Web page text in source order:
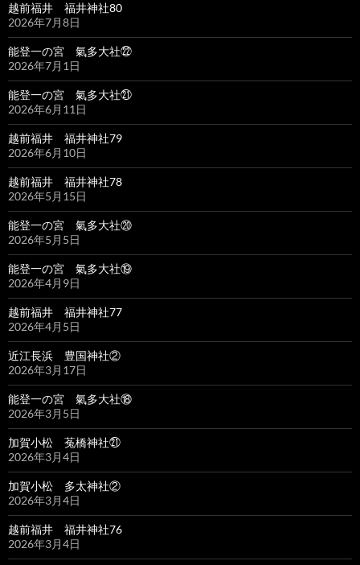
越前福井 福井神社80
2026年7月8日
能登一の宮 氣多大社㉒
2026年7月1日
能登一の宮 氣多大社㉑
2026年6月11日
越前福井 福井神社79
2026年6月10日
越前福井 福井神社78
2026年5月15日
能登一の宮 氣多大社⑳
2026年5月5日
能登一の宮 氣多大社⑲
2026年4月9日
越前福井 福井神社77
2026年4月5日
近江長浜 豊国神社②
2026年3月17日
能登一の宮 氣多大社⑱
2026年3月5日
加賀小松 菟橋神社㉑
2026年3月4日
加賀小松 多太神社②
2026年3月4日
越前福井 福井神社76
2026年3月4日